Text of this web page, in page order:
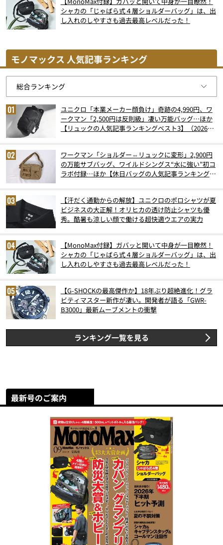
シャカの「じゃばら式４層ショルダーバッグ」は、出
し入れのしやすさも過去最高レベルだった！
モノマックス 人気記事ランキング
ユニクロ「本業メーカー顔負け」奇跡の4,990円、ワ
ークマン「2,500円は反則級」凄い万能バッグ…ほか
【リュックの人気記事ランキングベスト3】（2026年
ワークマン「ショルダー⇔リュックに変形」2,900円
の万能サブバッグ、ワイルドシングス“水に強い”初コ
ラボ付録…ほか【休日バッグの人気記事ランキングベ
【汗だく通勤からの解放】ユニクロのポロシャツが夏
ビジネスの大正解！オリヒカの透け防止シャツも優
秀。酷暑も涼しい顔で働ける超快適ウエアの実力
【MonoMax付録】ガバッと開いて中身が一目瞭然！
シャカの「じゃばら式４層ショルダーバッグ」は、出
し入れのしやすさも過去最高レベルだった！
【G-SHOCKの最高傑作か】18年ぶり超絶進化！グラ
ビティマスター新作が凄い。開発者が語る「GWR-
B3000」最新ムーブメントの衝撃
ランキング一覧を見る
最新号のご案内